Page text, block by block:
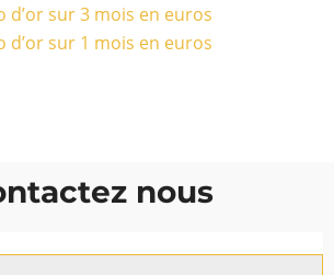
d’or sur 3 mois en euros
d’or sur 1 mois en euros
nous